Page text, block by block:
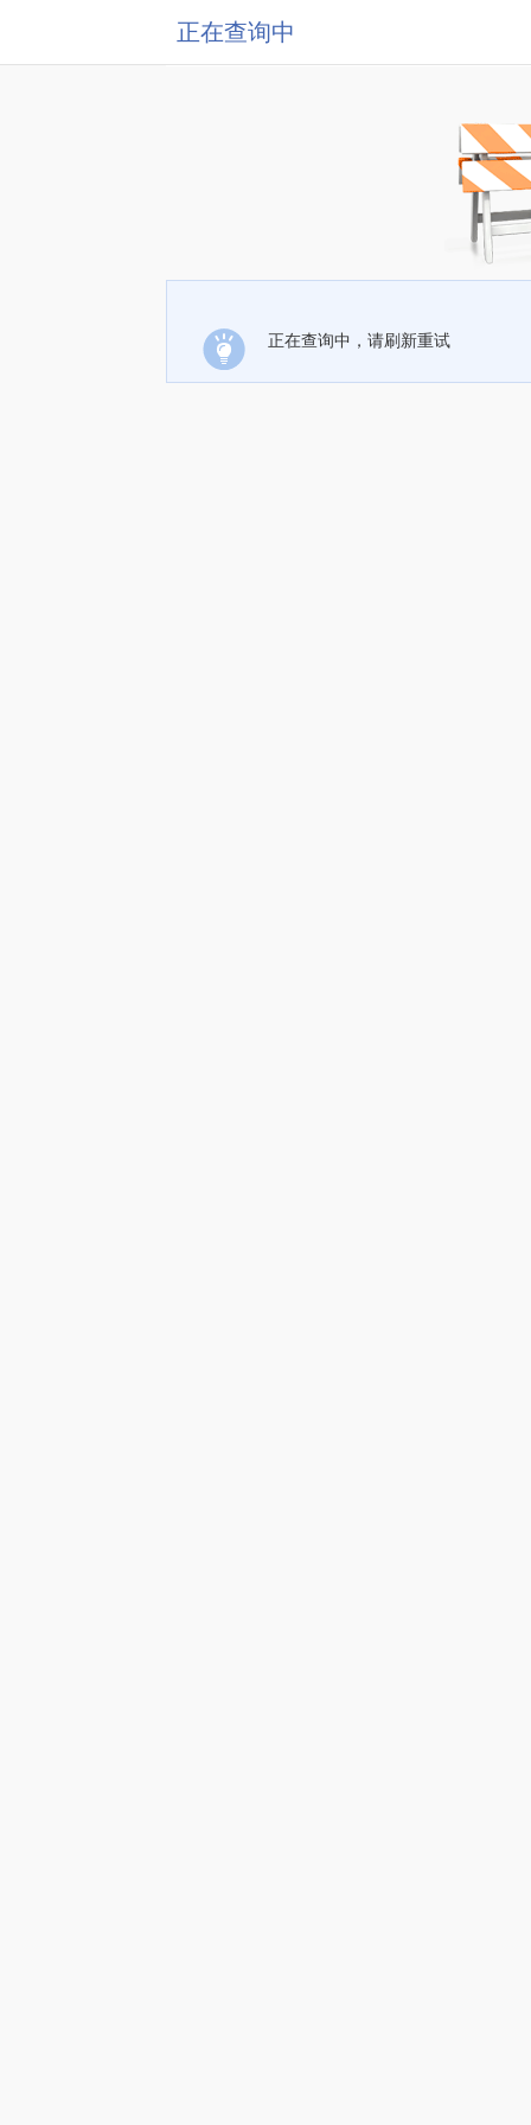
正在查询中
正在查询中，请刷新重试